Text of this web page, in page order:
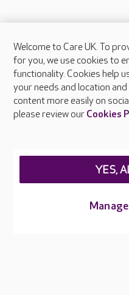
About Care UK
Press & media
Feedback & complaints
Careers at Care UK
Welcome to Care UK. To
for you, we use cookies to
functionality. Cookies help
your needs and location
content more easily on
please review our Cookies
YES,